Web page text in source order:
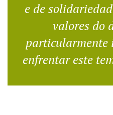
e de
valores do
particularmente
enfrentar este